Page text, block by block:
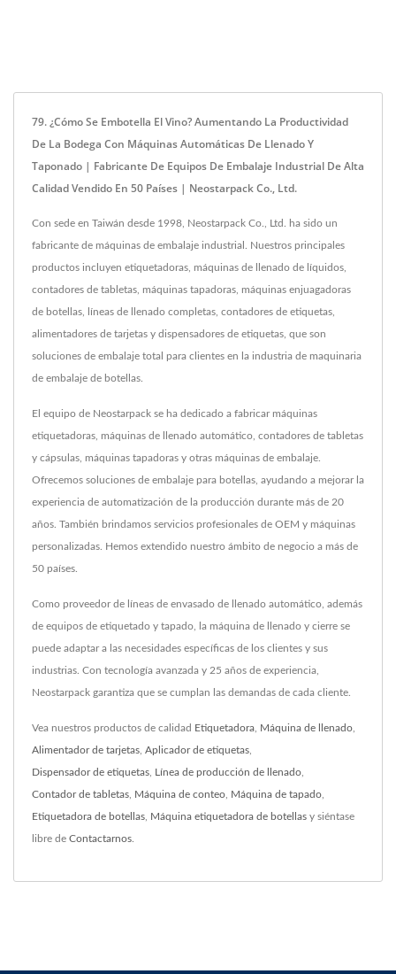
79. ¿Cómo Se Embotella El Vino? Aumentando La Productividad
De La Bodega Con Máquinas Automáticas De Llenado Y
Taponado | Fabricante De Equipos De Embalaje Industrial De Alta
Calidad Vendido En 50 Países | Neostarpack Co., Ltd.
Con sede en Taiwán desde 1998, Neostarpack Co., Ltd. ha sido un
fabricante de máquinas de embalaje industrial. Nuestros principales
productos incluyen etiquetadoras, máquinas de llenado de líquidos,
contadores de tabletas, máquinas tapadoras, máquinas enjuagadoras
de botellas, líneas de llenado completas, contadores de etiquetas,
alimentadores de tarjetas y dispensadores de etiquetas, que son
soluciones de embalaje total para clientes en la industria de maquinaria
de embalaje de botellas.
El equipo de Neostarpack se ha dedicado a fabricar máquinas
etiquetadoras, máquinas de llenado automático, contadores de tabletas
y cápsulas, máquinas tapadoras y otras máquinas de embalaje.
Ofrecemos soluciones de embalaje para botellas, ayudando a mejorar la
experiencia de automatización de la producción durante más de 20
años. También brindamos servicios profesionales de OEM y máquinas
personalizadas. Hemos extendido nuestro ámbito de negocio a más de
50 países.
Como proveedor de líneas de envasado de llenado automático, además
de equipos de etiquetado y tapado, la máquina de llenado y cierre se
puede adaptar a las necesidades específicas de los clientes y sus
industrias. Con tecnología avanzada y 25 años de experiencia,
Neostarpack garantiza que se cumplan las demandas de cada cliente.
Vea nuestros productos de calidad Etiquetadora Máquina de llenado
Alimentador de tarjetas Aplicador de etiquetas
Dispensador de etiquetas Línea de producción de llenado
Contador de tabletas Máquina de conteo Máquina de tapado
Etiquetadora de botellas Máquina etiquetadora de botellas y siéntase
libre de Contactarnos